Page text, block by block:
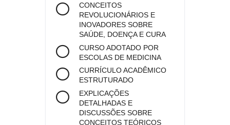
CONCEITOS
REVOLUCIONÁRIOS E
INOVADORES SOBRE
SAÚDE, DOENÇA E CURA
CURSO ADOTADO POR
ESCOLAS DE MEDICINA
CURRÍCULO ACADÊMICO
ESTRUTURADO
EXPLICAÇÕES
DETALHADAS E
DISCUSSÕES SOBRE
CONCEITOS TEÓRICOS